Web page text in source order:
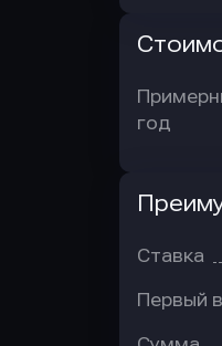
год
Ставка
Первый